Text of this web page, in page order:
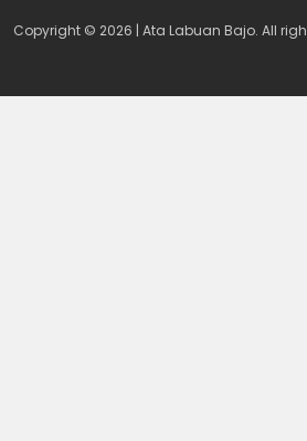
Copyright © 2026 | Ata Labuan Bajo. All